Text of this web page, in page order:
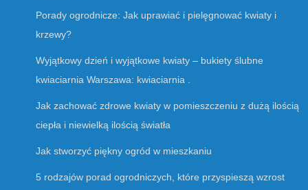
Porady ogrodnicze: Jak uprawiać i pielęgnować kwiaty i
krzewy?
Wyjątkowy dzień i wyjątkowe kwiaty – bukiety ślubne
kwiaciarnia Warszawa: kwiaciarnia .
Jak zachować zdrowe kwiaty w pomieszczeniu z dużą ilością
ciepła i niewielką ilością światła
Jak stworzyć piękny ogród w mieszkaniu
5 rodzajów porad ogrodniczych, które przyspieszą wzrost